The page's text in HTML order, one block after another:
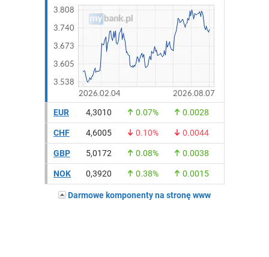
EUR 4,3010 0.07% 0.0028
CHF 4,6005 0.10% 0.0044
GBP 5,0172 0.08% 0.0038
NOK 0,3920 0.38% 0.0015
Darmowe komponenty na stronę www